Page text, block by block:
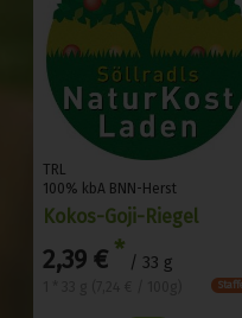
TRL
100% kbA BNN-Herst
Kokos-Goji-Riegel
2,39 € * / 33 g